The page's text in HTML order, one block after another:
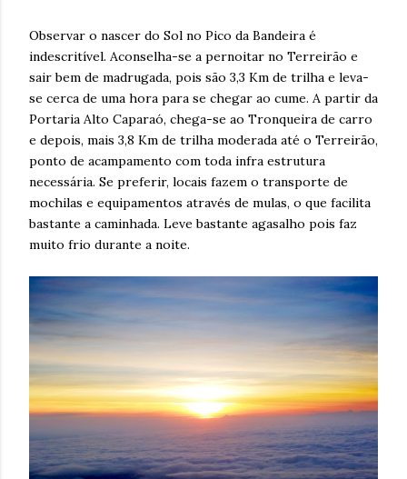
Observar o nascer do Sol no Pico da Bandeira é
indescritível. Aconselha-se a pernoitar no Terreirão e
sair bem de madrugada, pois são 3,3 Km de trilha e leva-
se cerca de uma hora para se chegar ao cume. A partir da
Portaria Alto Caparaó, chega-se ao Tronqueira de carro
e depois, mais 3,8 Km de trilha moderada até o Terreirão,
ponto de acampamento com toda infra estrutura
necessária. Se preferir, locais fazem o transporte de
mochilas e equipamentos através de mulas, o que facilita
bastante a caminhada. Leve bastante agasalho pois faz
muito frio durante a noite.